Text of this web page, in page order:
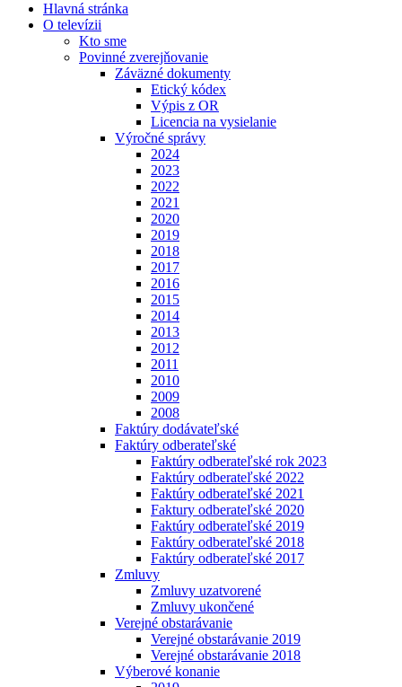
Hlavná stránka
O televízii
Kto sme
Povinné zverejňovanie
Záväzné dokumenty
Etický kódex
Výpis z OR
Licencia na vysielanie
Výročné správy
2024
2023
2022
2021
2020
2019
2018
2017
2016
2015
2014
2013
2012
2011
2010
2009
2008
Faktúry dodávateľské
Faktúry odberateľské
Faktúry odberateľské rok 2023
Faktúry odberateľské 2022
Faktúry odberateľské 2021
Faktury odberateľské 2020
Faktúry odberateľské 2019
Faktúry odberateľské 2018
Faktúry odberateľské 2017
Zmluvy
Zmluvy uzatvorené
Zmluvy ukončené
Verejné obstarávanie
Verejné obstarávanie 2019
Verejné obstarávanie 2018
Výberové konanie